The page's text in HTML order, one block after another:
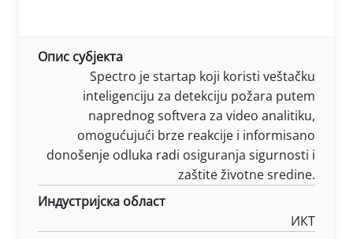
Опис субјекта
Spectro je startap koji koristi veštačku
inteligenciju za detekciju požara putem
naprednog softvera za video analitiku,
omogućujući brze reakcije i informisano
donošenje odluka radi osiguranja sigurnosti i
zaštite životne sredine.
Индустријска област
ИКТ